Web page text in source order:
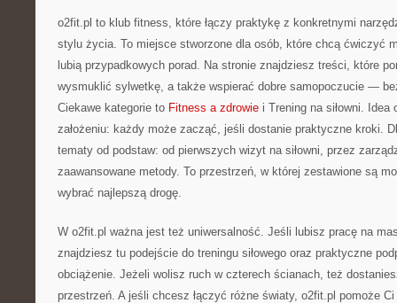
o2fit.pl to klub fitness, które łączy praktykę z konkretnymi
stylu życia. To miejsce stworzone dla osób, które chcą ćwiczyć
lubią przypadkowych porad. Na stronie znajdziesz treści, które
wysmuklić sylwetkę, a także wspierać dobre samopoczucie —
Ciekawe kategorie to Fitness a zdrowie i Trening na siłowni.
założeniu: każdy może zacząć, jeśli dostanie praktyczne kroki.
tematy od podstaw: od pierwszych wizyt na siłowni, przez
zaawansowane metody. To przestrzeń, w której zestawione są
wybrać najlepszą drogę.
W o2fit.pl ważna jest też uniwersalność. Jeśli lubisz pracę na
znajdziesz tu podejście do treningu siłowego oraz praktyczne
obciążenie. Jeżeli wolisz ruch w czterech ścianach, też
przestrzeń. A jeśli chcesz łączyć różne światy, o2fit.pl pomoże